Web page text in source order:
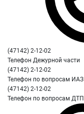
(47142) 2-12-02
Телефон Дежурной части
(47142) 2-12-02
Телефон по вопросам ИАЗ
(47142) 2-12-02
Телефон по вопросам ДТП